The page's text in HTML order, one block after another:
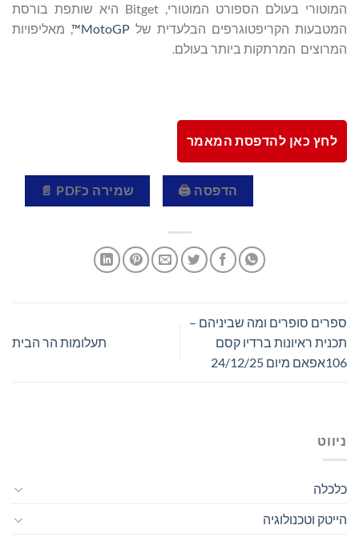
המוטורי בעולם הספורט המוטורי, Bitget היא שותפת בורסת
המטבעות הקריפטוגרפים הבלעדית של MotoGP™
, מאליפויות
המרוצים המרתקות ביותר בעולם.
לחץ כאן להדפסת המאמר
הדפסה 🖨 שמירה כPDF 📄
ספרים סופרים ומה שביניהם –
תכנית ראיונות ברדיו קסם
106אפאם מיום 24/12/25
תעלומות הר הבית
ניווט
כלכלה
הייטק וטכנולוגיה